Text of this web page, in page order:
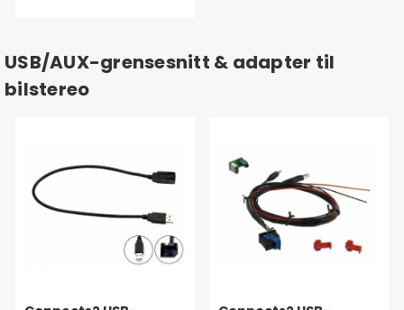
USB/AUX-grensesnitt & adapter til
bilstereo